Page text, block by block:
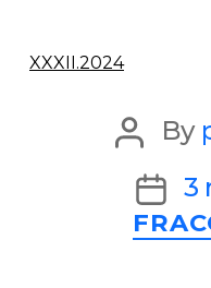
XXXII.2024
Post
author
By
Post
date
3